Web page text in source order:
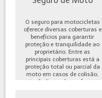
O seguro para motocicletas
oferece diversas coberturas e
benefícios para garantir
proteção e tranquilidade ao
proprietário. Entre as
principais coberturas está a
proteção total ou parcial da
moto em casos de colisão,
incêndio, roubo ou furto,